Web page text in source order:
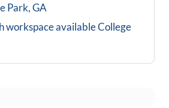
Park, GA
workspace availableCollege